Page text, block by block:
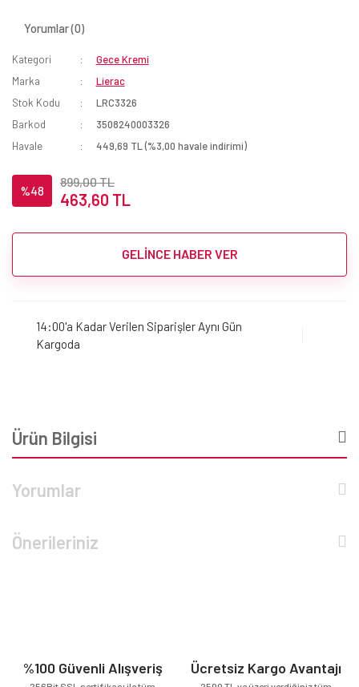
Yorumlar (0)
Kategori
Gece Kremi
Marka
Lierac
Stok Kodu
LRC3326
Barkod
3508240003326
Havale
449,69 TL (%3,00 havale indirimi)
%48
899,00 TL
463,60 TL
GELİNCE HABER VER
14:00'a Kadar Verilen Siparişler Aynı Gün
Kargoda
Ürün Bilgisi
Yorumlar
Önerileriniz
%100 Güvenli Alışveriş Ücretsiz Kargo Avantajı